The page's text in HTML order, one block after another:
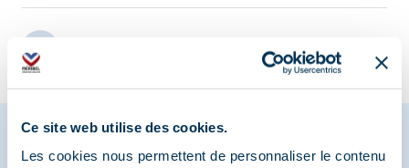
Ce site web utilise des cookies.
Les cookies nous permettent de personnaliser le contenu